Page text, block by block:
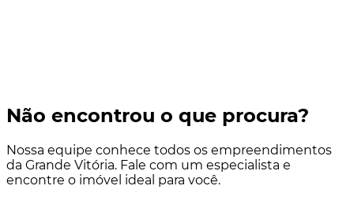
Não encontrou o que procura?
Nossa equipe conhece todos os empreendimentos
da Grande Vitória. Fale com um especialista e
encontre o imóvel ideal para você.